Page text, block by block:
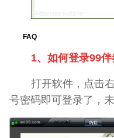
FAQ
1、如何登录99伴
打开软件，点击
号密码即可登录了，